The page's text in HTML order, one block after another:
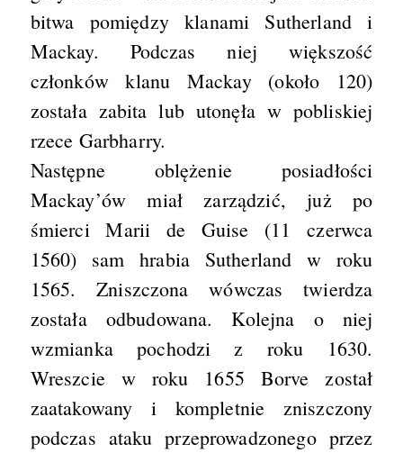
bitwa pomiędzy klanami Sutherland i
Mackay. Podczas niej większość
członków klanu Mackay (około 120)
została zabita lub utonęła w pobliskiej
rzece Garbharry.
Następne oblężenie posiadłości
Mackay’ów miał zarządzić, już po
śmierci Marii de Guise (11 czerwca
1560) sam hrabia Sutherland w roku
1565. Zniszczona wówczas twierdza
została odbudowana. Kolejna o niej
wzmianka pochodzi z roku 1630.
Wreszcie w roku 1655 Borve został
zaatakowany i kompletnie zniszczony
podczas ataku przeprowadzonego przez